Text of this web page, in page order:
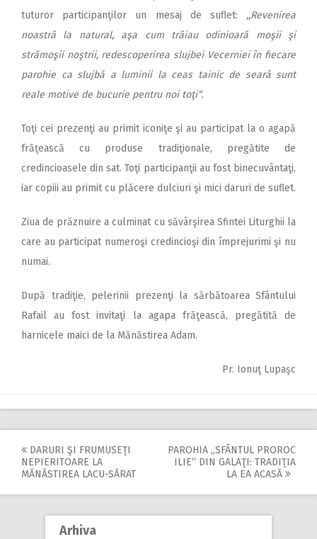
tuturor participanţilor un mesaj de suflet: ,,Revenirea
noastră la natural, aşa cum trăiau odinioară moşii şi
strămoşii noştrii, redescoperirea slujbei Vecerniei în fiecare
parohie ca slujbă a luminii la ceas tainic de seară sunt
reale motive de bucurie pentru noi toţi“.
Toţi cei prezenţi au primit iconiţe şi au participat la o agapă
frăţească cu produse tradiţionale, pregătite de
credincioasele din sat. Toţi participanţii au fost binecuvântaţi,
iar copiii au primit cu plăcere dulciuri şi mici daruri de suflet.
Ziua de prăznuire a culminat cu săvârşirea Sfintei Liturghii la
care au participat numeroşi credincioşi din împrejurimi şi nu
numai.
După tradiţie, pelerinii prezenţi la sărbătoarea Sfântului
Rafail au fost invitaţi la agapa frăţească, pregătită de
harnicele maici de la Mănăstirea Adam.
Pr. Ionuţ Lupaşc
Post
navigation
DARURI ŞI FRUMUSEŢI
NEPIERITOARE LA
MĂNĂSTIREA LACU-SĂRAT
PAROHIA „SFÂNTUL PROROC
ILIE“ DIN GALAŢI: TRADIŢIA
LA EA ACASĂ
Arhiva